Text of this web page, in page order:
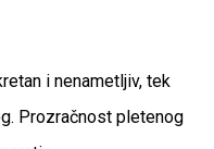
i nenametljiv, tek
Prozračnost pletenog